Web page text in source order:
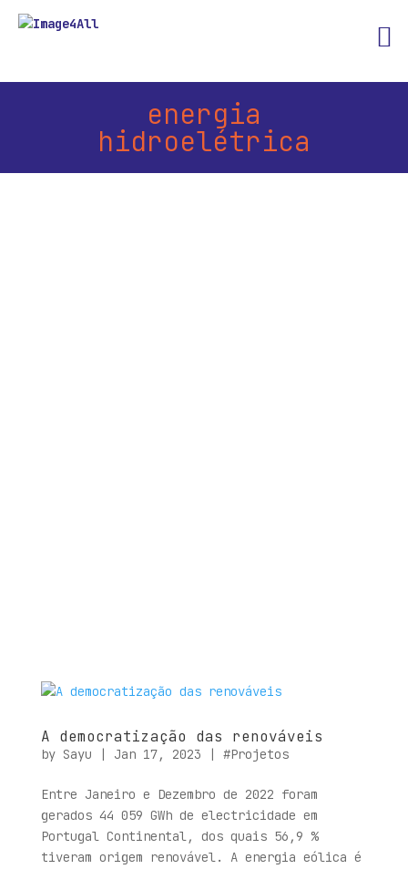
energia
hidroelétrica
A democratização das renováveis
by Sayu | Jan 17, 2023 | #Projetos
Entre Janeiro e Dezembro de 2022 foram
gerados 44 059 GWh de electricidade em
Portugal Continental, dos quais 56,9 %
tiveram origem renovável. A energia eólica é